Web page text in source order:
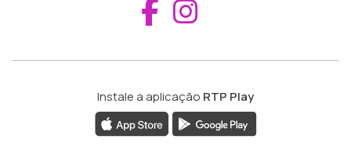
Aceder ao
Instale a aplicação RTP Play